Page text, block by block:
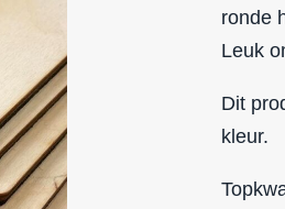
ronde
Leuk
Dit
kleur.